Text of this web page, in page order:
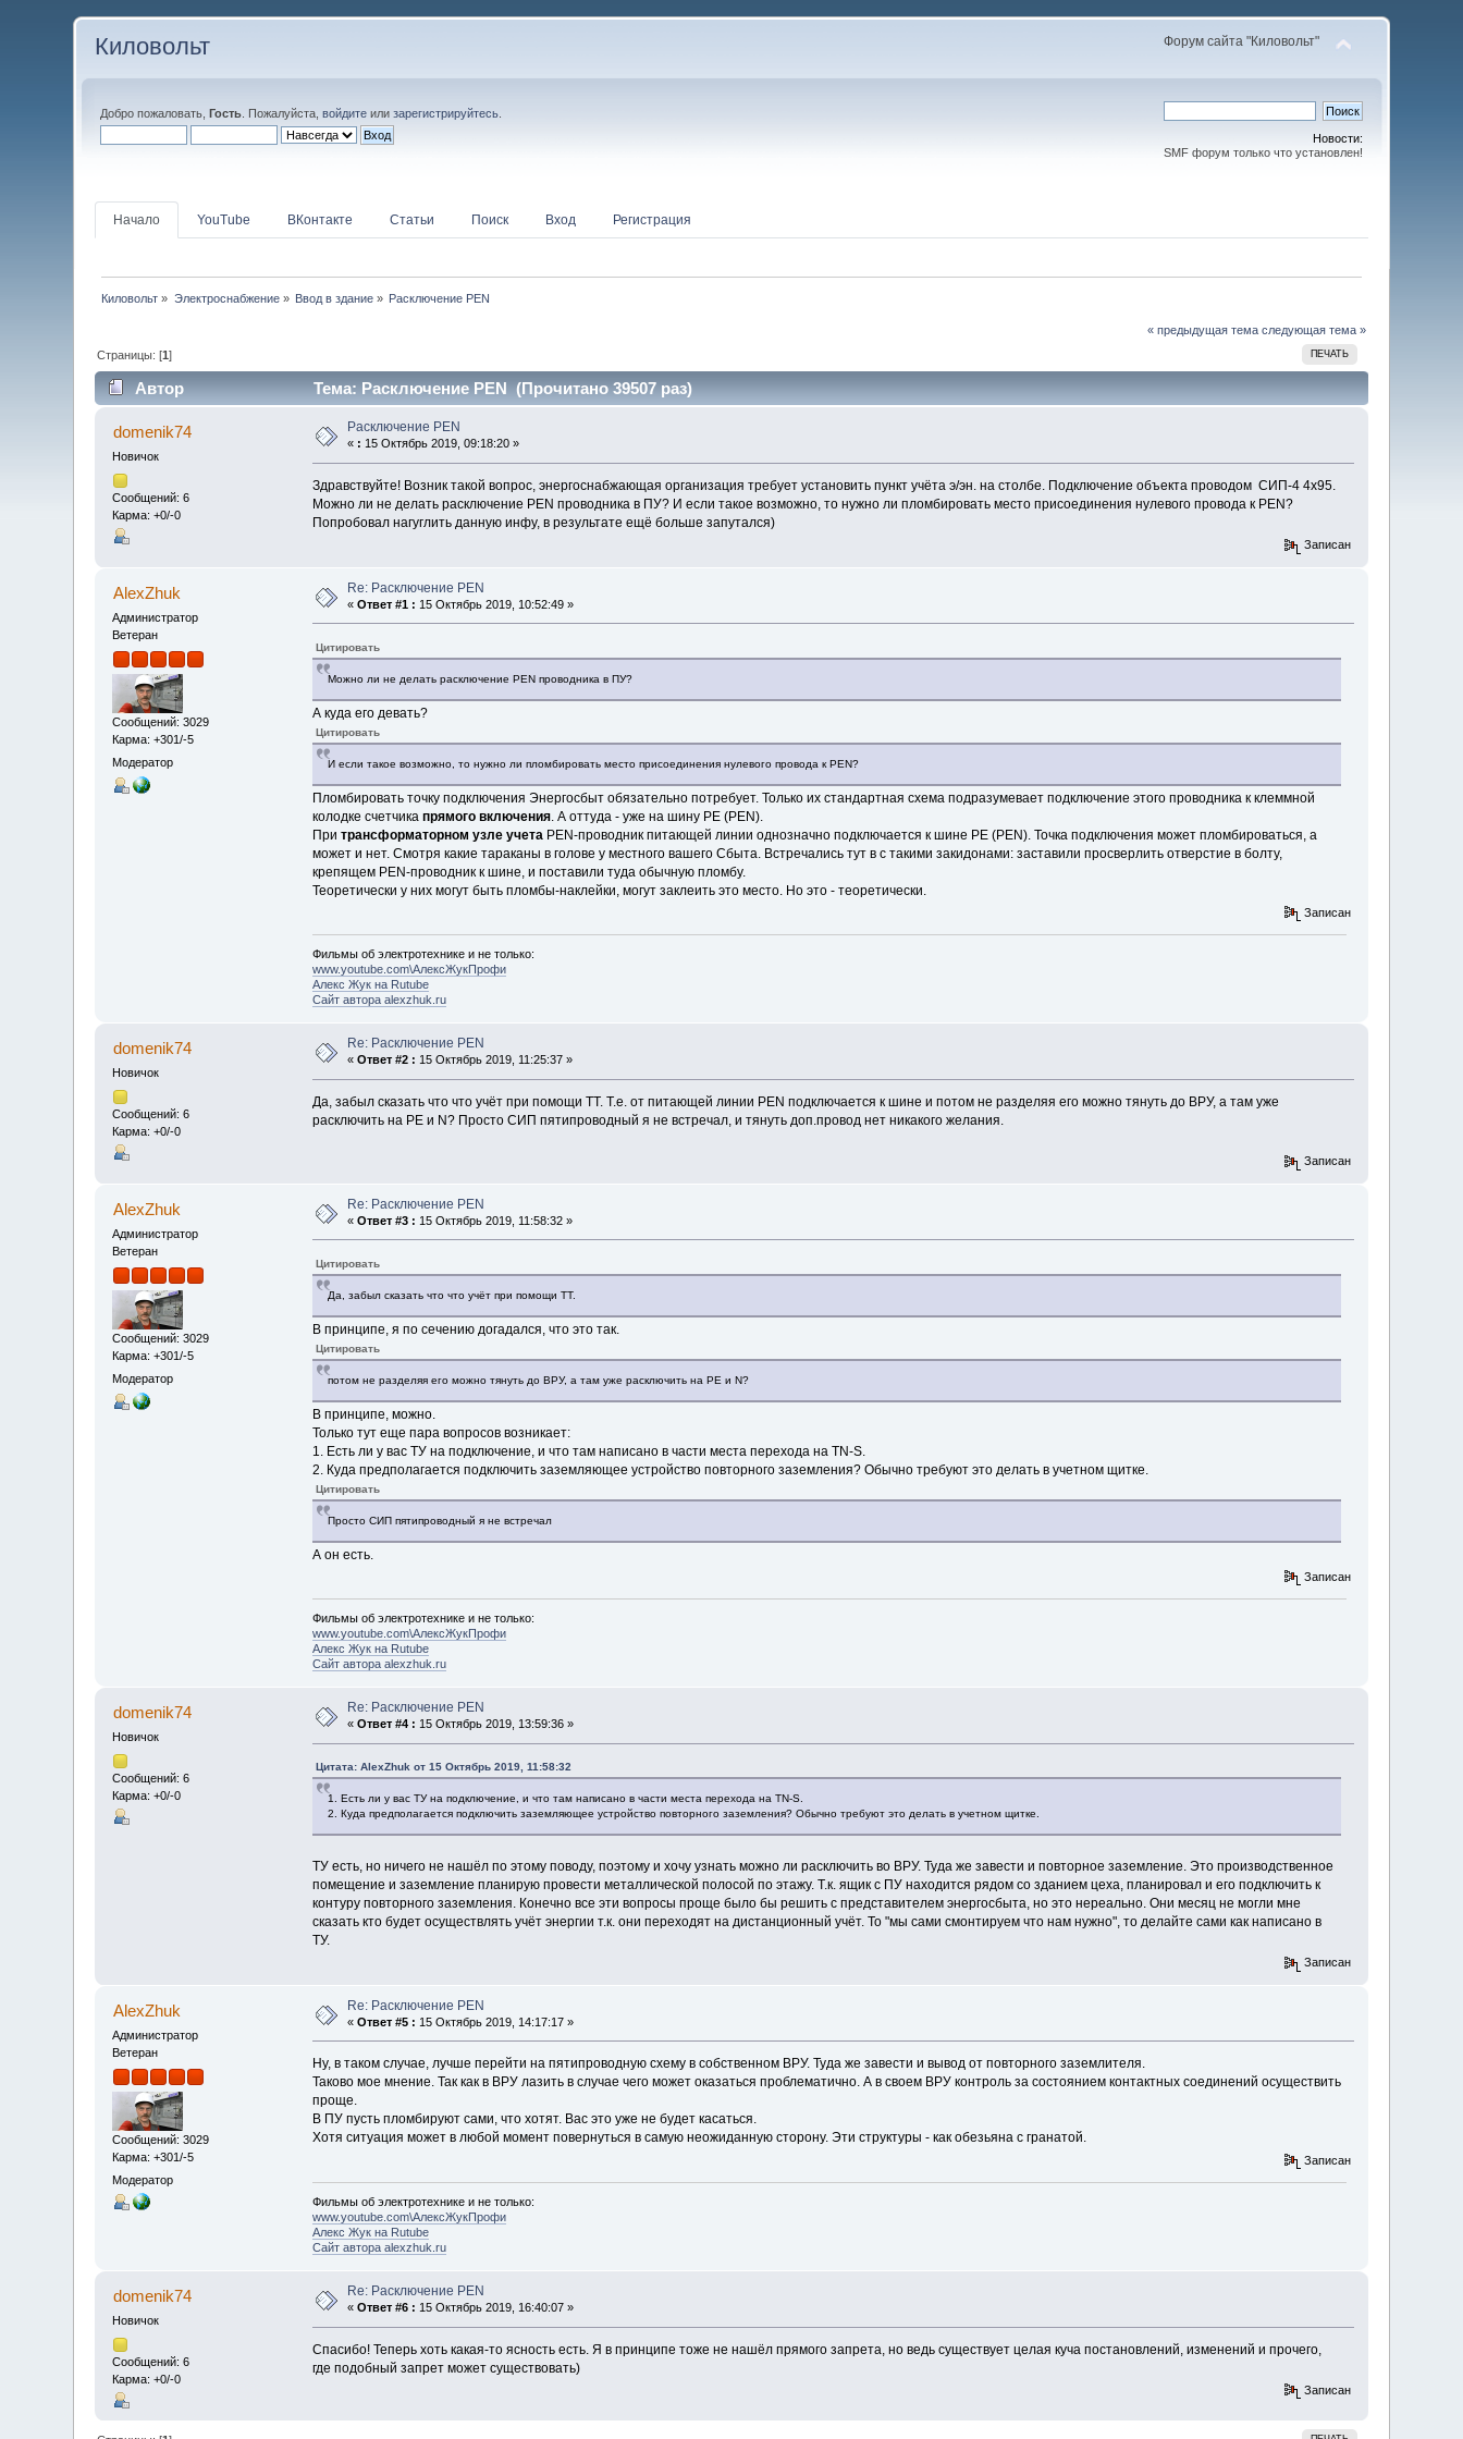
Киловольт Форум сайта "Киловольт"
Добро пожаловать,Гость . Пожалуйста,войдите илизарегистрируйтесь
Новости:
SMF форум только что установлен!
Начало YouTube ВКонтакте Статьи Поиск Вход Регистрация
Киловольт » Электроснабжение» Ввод в здание » Расключение PEN
« предыдущая тема следующая тема »
ПЕЧАТЬ
Страницы: [1]
Автор Тема: Расключение PEN (Прочитано 39507 раз)
domenik74
Новичок
Сообщений: 6
Карма: +0/-0
Расключение PEN
« : 15 Октябрь 2019, 09:18:20 »
Здравствуйте! Возник такой вопрос, энергоснабжающая организация требует установить пункт учёта э/эн. на столбе. Подключение объекта проводом СИП-4 4х95.
Можно ли не делать расключение PEN проводника в ПУ? И если такое возможно, то нужно ли пломбировать место присоединения нулевого провода к PEN?
Попробовал нагуглить данную инфу, в результате ещё больше запутался)
Записан
AlexZhuk
Администратор
Ветеран
Сообщений: 3029
Карма: +301/-5
Модератор
Re: Расключение PEN
«Ответ #1 : 15 Октябрь 2019, 10:52:49 »
Цитировать
Можно ли не делать расключение PEN проводника в ПУ?
А куда его девать?
Цитировать
И если такое возможно, то нужно ли пломбировать место присоединения нулевого провода к PEN?
Пломбировать точку подключения Энергосбыт обязательно потребует. Только их стандартная схема подразумевает подключение этого проводника к клеммной
колодке счетчика прямого включения. А оттуда - уже на шину РЕ (PEN).
При трансформаторном узле учета PEN-проводник питающей линии однозначно подключается к шине РЕ (PEN). Точка подключения может пломбироваться, а
может и нет. Смотря какие тараканы в голове у местного вашего Сбыта. Встречались тут в с такими закидонами: заставили просверлить отверстие в болту,
крепящем PEN-проводник к шине, и поставили туда обычную пломбу.
Теоретически у них могут быть пломбы-наклейки, могут заклеить это место. Но это - теоретически.
Записан
Фильмы об электротехнике и не только:
www.youtube.com\АлексЖукПрофи
Алекс Жук на Rutube
Сайт автора alexzhuk.ru
domenik74
Новичок
Сообщений: 6
Карма: +0/-0
Re: Расключение PEN
«Ответ #2 : 15 Октябрь 2019, 11:25:37 »
Да, забыл сказать что что учёт при помощи ТТ. Т.е. от питающей линии PEN подключается к шине и потом не разделяя его можно тянуть до ВРУ, а там уже
расключить на PE и N? Просто СИП пятипроводный я не встречал, и тянуть доп.провод нет никакого желания.
Записан
AlexZhuk
Администратор
Ветеран
Сообщений: 3029
Карма: +301/-5
Модератор
Re: Расключение PEN
«Ответ #3 : 15 Октябрь 2019, 11:58:32 »
Цитировать
Да, забыл сказать что что учёт при помощи ТТ.
В принципе, я по сечению догадался, что это так.
Цитировать
потом не разделяя его можно тянуть до ВРУ, а там уже расключить на PE и N?
В принципе, можно.
Только тут еще пара вопросов возникает:
1. Есть ли у вас ТУ на подключение, и что там написано в части места перехода на TN-S.
2. Куда предполагается подключить заземляющее устройство повторного заземления? Обычно требуют это делать в учетном щитке.
Цитировать
Просто СИП пятипроводный я не встречал
А он есть.
Записан
Фильмы об электротехнике и не только:
www.youtube.com\АлексЖукПрофи
Алекс Жук на Rutube
Сайт автора alexzhuk.ru
domenik74
Новичок
Сообщений: 6
Карма: +0/-0
Re: Расключение PEN
«Ответ #4 : 15 Октябрь 2019, 13:59:36 »
Цитата: AlexZhuk от 15 Октябрь 2019, 11:58:32
1. Есть ли у вас ТУ на подключение, и что там написано в части места перехода на TN-S.
2. Куда предполагается подключить заземляющее устройство повторного заземления? Обычно требуют это делать в учетном щитке.
ТУ есть, но ничего не нашёл по этому поводу, поэтому и хочу узнать можно ли расключить во ВРУ. Туда же завести и повторное заземление. Это производственное
помещение и заземление планирую провести металлической полосой по этажу. Т.к. ящик с ПУ находится рядом со зданием цеха, планировал и его подключить к
контуру повторного заземления. Конечно все эти вопросы проще было бы решить с представителем энергосбыта, но это нереально. Они месяц не могли мне
сказать кто будет осуществлять учёт энергии т.к. они переходят на дистанционный учёт. То "мы сами смонтируем что нам нужно", то делайте сами как написано в
ТУ.
Записан
AlexZhuk
Администратор
Ветеран
Сообщений: 3029
Карма: +301/-5
Модератор
Re: Расключение PEN
«Ответ #5 : 15 Октябрь 2019, 14:17:17 »
Ну, в таком случае, лучше перейти на пятипроводную схему в собственном ВРУ. Туда же завести и вывод от повторного заземлителя.
Таково мое мнение. Так как в ВРУ лазить в случае чего может оказаться проблематично. А в своем ВРУ контроль за состоянием контактных соединений осуществить
проще.
В ПУ пусть пломбируют сами, что хотят. Вас это уже не будет касаться.
Хотя ситуация может в любой момент повернуться в самую неожиданную сторону. Эти структуры - как обезьяна с гранатой.
Записан
Фильмы об электротехнике и не только:
www.youtube.com\АлексЖукПрофи
Алекс Жук на Rutube
Сайт автора alexzhuk.ru
domenik74
Новичок
Сообщений: 6
Карма: +0/-0
Re: Расключение PEN
«Ответ #6 : 15 Октябрь 2019, 16:40:07 »
Спасибо! Теперь хоть какая-то ясность есть. Я в принципе тоже не нашёл прямого запрета, но ведь существует целая куча постановлений, изменений и прочего,
где подобный запрет может существовать)
Записан